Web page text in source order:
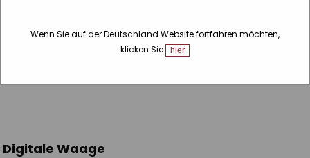
Wenn Sie auf der Deutschland Website fortfahren möchten,
klicken Sie
hier
Digitale Waage